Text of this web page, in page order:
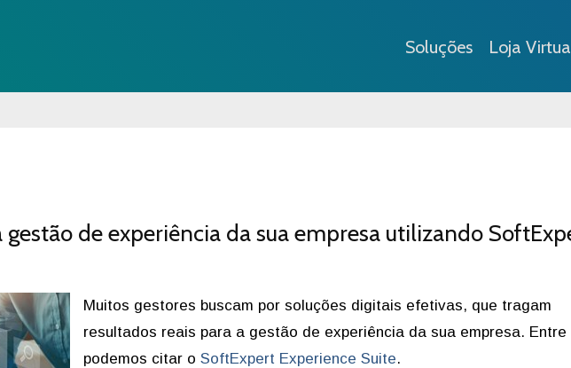
Soluções Loja
de experiência da sua empresa utilizando
Muitos gestores buscam por soluções digitais efetivas, que tragam
resultados reais para a gestão de experiência da sua empresa. Entre
podemos citar o SoftExpert Experience Suite.